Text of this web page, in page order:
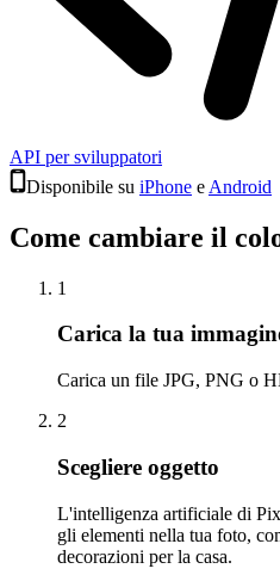
API per sviluppatori
Disponibile su iPhone e Android
Come cambiare il
1
Carica la tua
Carica un file JPG, PNG o
2
Scegliere oggetto
L'intelligenza artificiale di
gli elementi nella tua foto,
decorazioni per la casa.